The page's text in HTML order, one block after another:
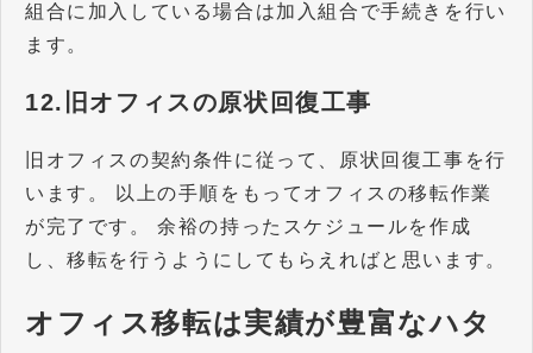
組合に加入している場合は加入組合で手続きを行い
ます。
12.旧オフィスの原状回復工事
旧オフィスの契約条件に従って、原状回復工事を行
います。 以上の手順をもってオフィスの移転作業
が完了です。 余裕の持ったスケジュールを作成
し、移転を行うようにしてもらえればと思います。
オフィス移転は実績が豊富なハタ